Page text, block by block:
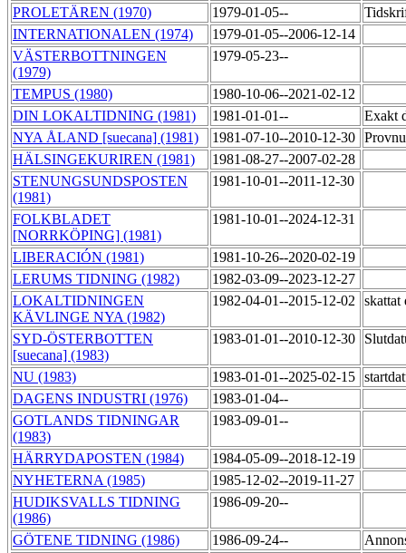
PROLETÄREN (1970) 1979-01-05--
INTERNATIONALEN (1974)
1979-01-05--2006-12-14
VÄSTERBOTTNINGEN
(1979)
1979-05-23--
TEMPUS (1980)
1980-10-06--2021-02-12
DIN LOKALTIDNING (1981)
1981-01-01--
Exakt
NYA ÅLAND [suecana] (1981)
1981-07-10--2010-12-30
HÄLSINGEKURIREN (1981)
1981-08-27--2007-02-28
STENUNGSUNDSPOSTEN
(1981)
1981-10-01--2011-12-30
FOLKBLADET
[NORRKÖPING] (1981)
1981-10-01--2024-12-31
LIBERACIÓN (1981)
1981-10-26--2020-02-19
LERUMS TIDNING (1982)
1982-03-09--2023-12-27
LOKALTIDNINGEN
KÄVLINGE NYA (1982)
1982-04-01--2015-12-02
SYD-ÖSTERBOTTEN
[suecana] (1983)
1983-01-01--2010-12-30
NU (1983) 1983-01-01--2025-02-15
DAGENS INDUSTRI (1976)
1983-01-04--
GOTLANDS TIDNINGAR
(1983)
1983-09-01--
HÄRRYDAPOSTEN (1984)
1984-05-09--2018-12-19
NYHETERNA (1985)
1985-12-02--2019-11-27
HUDIKSVALLS TIDNING
(1986)
1986-09-20--
GÖTENE TIDNING (1986) 1986-09-24--